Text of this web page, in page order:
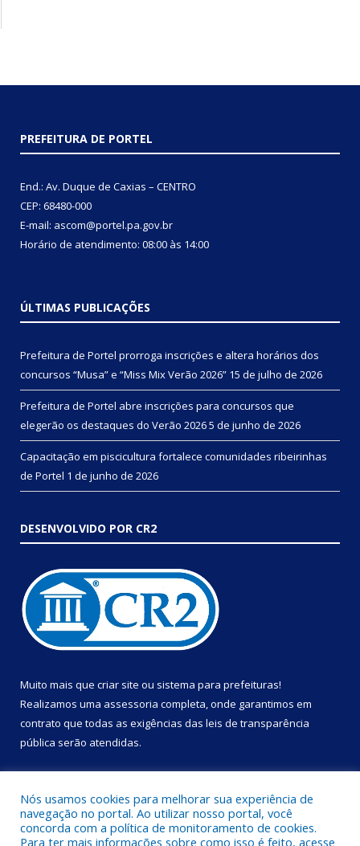
PREFEITURA DE PORTEL
End.: Av. Duque de Caxias – CENTRO
CEP: 68480-000
E-mail: ascom@portel.pa.gov.br
Horário de atendimento: 08:00 às 14:00
ÚLTIMAS PUBLICAÇÕES
Prefeitura de Portel prorroga inscrições e altera horários dos
concursos “Musa” e “Miss Mix Verão 2026” 15 de julho de 2026
Prefeitura de Portel abre inscrições para concursos que
elegerão os destaques do Verão 20265 de junho de 2026
Capacitação em piscicultura fortalece comunidades ribeirinhas
de Portel 1 de junho de 2026
DESENVOLVIDO POR CR2
Muito mais que criar site ou sistema para prefeituras!
Realizamos uma assessoria completa, onde garantimos em
contrato que todas as exigências das leis de transparência
pública serão atendidas.
Nós usamos cookies para melhorar sua experiência de
navegação no portal. Ao utilizar nosso portal, você
concorda com a política de monitoramento de cookies.
Para ter mais informações sobre como isso é feito, acesse